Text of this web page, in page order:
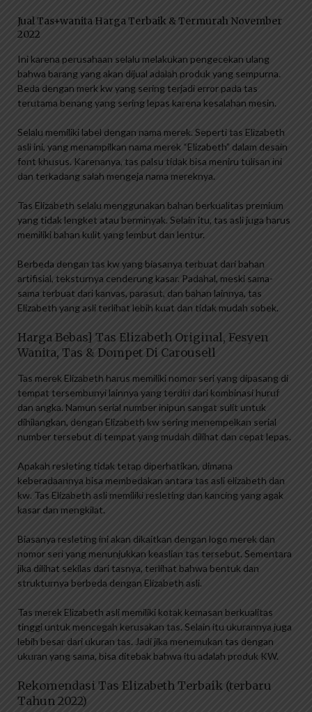
Jual Tas+wanita Harga Terbaik & Termurah November
2022
Ini karena perusahaan selalu melakukan pengecekan ulang
bahwa barang yang akan dijual adalah produk yang sempurna.
Beda dengan merk kw yang sering terjadi error pada tas
terutama benang yang sering lepas karena kesalahan mesin.
Selalu memiliki label dengan nama merek. Seperti tas Elizabeth
asli ini, yang menampilkan nama merek “Elizabeth” dalam desain
font khusus. Karenanya, tas palsu tidak bisa meniru tulisan ini
dan terkadang salah mengeja nama mereknya.
Tas Elizabeth selalu menggunakan bahan berkualitas premium
yang tidak lengket atau berminyak. Selain itu, tas asli juga harus
memiliki bahan kulit yang lembut dan lentur.
Berbeda dengan tas kw yang biasanya terbuat dari bahan
artifisial, teksturnya cenderung kasar. Padahal, meski sama-
sama terbuat dari kanvas, parasut, dan bahan lainnya, tas
Elizabeth yang asli terlihat lebih kuat dan tidak mudah sobek.
Harga Bebas] Tas Elizabeth Original, Fesyen
Wanita, Tas & Dompet Di Carousell
Tas merek Elizabeth harus memiliki nomor seri yang dipasang di
tempat tersembunyi lainnya yang terdiri dari kombinasi huruf
dan angka. Namun serial number inipun sangat sulit untuk
dihilangkan, dengan Elizabeth kw sering menempelkan serial
number tersebut di tempat yang mudah dilihat dan cepat lepas.
Apakah resleting tidak tetap diperhatikan, dimana
keberadaannya bisa membedakan antara tas asli elizabeth dan
kw. Tas Elizabeth asli memiliki resleting dan kancing yang agak
kasar dan mengkilat.
Biasanya resleting ini akan dikaitkan dengan logo merek dan
nomor seri yang menunjukkan keaslian tas tersebut. Sementara
jika dilihat sekilas dari tasnya, terlihat bahwa bentuk dan
strukturnya berbeda dengan Elizabeth asli.
Tas merek Elizabeth asli memiliki kotak kemasan berkualitas
tinggi untuk mencegah kerusakan tas. Selain itu ukurannya juga
lebih besar dari ukuran tas. Jadi jika menemukan tas dengan
ukuran yang sama, bisa ditebak bahwa itu adalah produk KW.
Rekomendasi Tas Elizabeth Terbaik (terbaru
Tahun 2022)